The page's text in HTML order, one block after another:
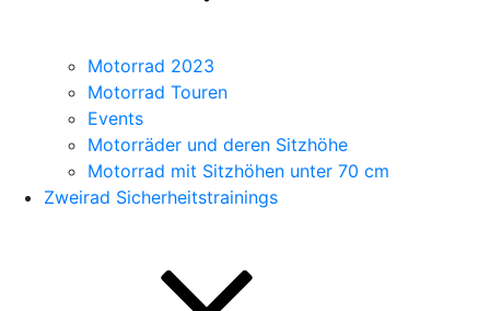
Motorrad 2023
Motorrad Touren
Events
Motorräder und deren Sitzhöhe
Motorrad mit Sitzhöhen unter 70 cm
Zweirad Sicherheitstrainings